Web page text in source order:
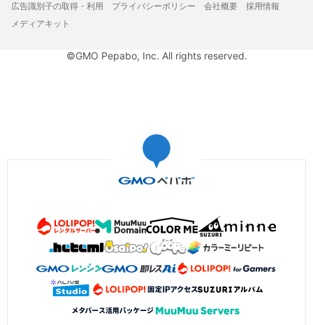
広告識別子の取得・利用
プライバシーポリシー 会社概要
採用情報
メディアキット
©GMO Pepabo, Inc. All rights reserved.